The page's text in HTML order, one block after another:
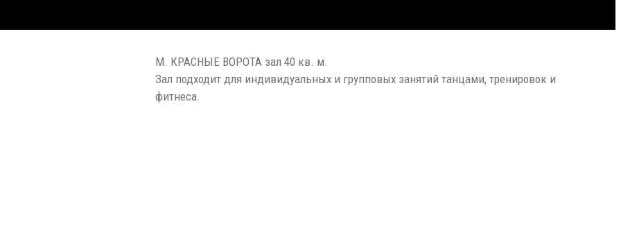
М. КРАСНЫЕ ВОРОТА зал 40 кв. м.
Зал подходит для индивидуальных и групповых занятий танцами, тренировок и
фитнеса.